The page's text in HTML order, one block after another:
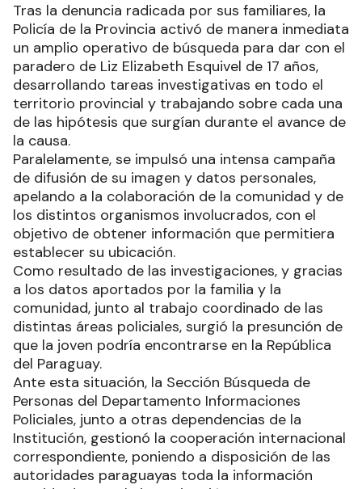
Tras la denuncia radicada por sus familiares, la
Policía de la Provincia activó de manera inmediata
un amplio operativo de búsqueda para dar con el
paradero de Liz Elizabeth Esquivel de 17 años,
desarrollando tareas investigativas en todo el
territorio provincial y trabajando sobre cada una
de las hipótesis que surgían durante el avance de
la causa.
Paralelamente, se impulsó una intensa campaña
de difusión de su imagen y datos personales,
apelando a la colaboración de la comunidad y de
los distintos organismos involucrados, con el
objetivo de obtener información que permitiera
establecer su ubicación.
Como resultado de las investigaciones, y gracias
a los datos aportados por la familia y la
comunidad, junto al trabajo coordinado de las
distintas áreas policiales, surgió la presunción de
que la joven podría encontrarse en la República
del Paraguay.
Ante esta situación, la Sección Búsqueda de
Personas del Departamento Informaciones
Policiales, junto a otras dependencias de la
Institución, gestionó la cooperación internacional
correspondiente, poniendo a disposición de las
autoridades paraguayas toda la información